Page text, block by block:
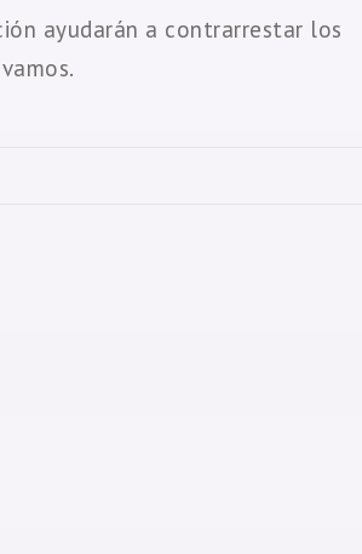
ayudarán a contrarrestar los